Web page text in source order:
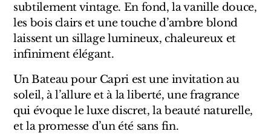
subtilement vintage. En fond, la vanille douce,
les bois clairs et une touche d’ambre blond
laissent un sillage lumineux, chaleureux et
infiniment élégant.
Un Bateau pour Capri est une invitation au
soleil, à l’allure et à la liberté, une fragrance
qui évoque le luxe discret, la beauté naturelle,
et la promesse d’un été sans fin.
Santa Maria Novella
Profumum Roma
Créateur Olfactif Genève
Pernoire